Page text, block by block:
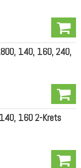
140, 160, 240,
160 2-Krets